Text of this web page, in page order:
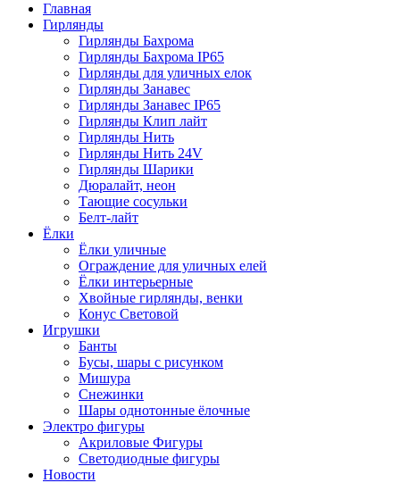
Главная
Гирлянды
Гирлянды Бахрома
Гирлянды Бахрома IP65
Гирлянды для уличных елок
Гирлянды Занавес
Гирлянды Занавес IP65
Гирлянды Клип лайт
Гирлянды Нить
Гирлянды Нить 24V
Гирлянды Шарики
Дюралайт, неон
Тающие сосульки
Белт-лайт
Ёлки
Ёлки уличные
Ограждение для уличных елей
Ёлки интерьерные
Хвойные гирлянды, венки
Конус Световой
Игрушки
Банты
Бусы, шары с рисунком
Мишура
Снежинки
Шары однотонные ёлочные
Электро фигуры
Акриловые Фигуры
Светодиодные фигуры
Новости